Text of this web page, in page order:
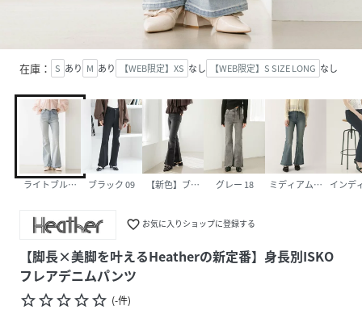
在庫： S あり M あり 【WEB限定】XS なし 【WEB限定】S SIZE LONG なし
ライトブルー 83 ブラック 09 【新色】ブラック加工 10
グレー 18 ミディアムブルー 85
インデ
favorite_border お気に入りショップに登録する
【脚長×美脚を叶えるHeatherの新定番】身長別ISKO
フレアデニムパンツ
star_borderstar_borderstar_borderstar_borderstar_border (-件)